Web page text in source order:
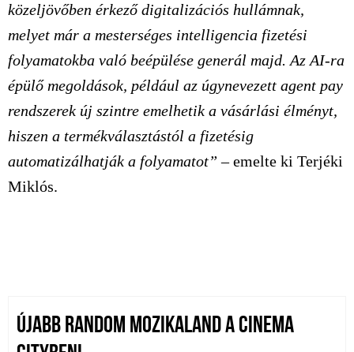
közeljövőben érkező digitalizációs hullámnak,
melyet már a mesterséges intelligencia fizetési
folyamatokba való beépülése generál majd. Az AI-ra
épülő megoldások, például az úgynevezett agent pay
rendszerek új szintre emelhetik a vásárlási élményt,
hiszen a termékválasztástól a fizetésig
automatizálhatják a folyamatot”– emelte ki Terjéki
Miklós.
ÚJABB RANDOM MOZIKALAND A CINEMA